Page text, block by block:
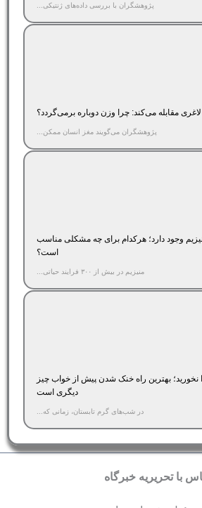
پژوهشگران با بررسی داده‌های ژنتیکی...
مقابله می‌کند: چرا وزن دوباره برمی‌گردد؟
پژوهشگران می‌گویند مغز انسان ممکن...
نوع منیزیم وجود دارد؛ هر‌کدام برای چه مشکلی مناسب‌
است؟
منیزیم در بیش از ۳۰۰ فرایند حیاتی...
بهترین راه خنک شدن پیش از خواب چیز
دیگری است
در شب‌های گرم تابستان، زمانی که...
با تحریریه خبرگاه